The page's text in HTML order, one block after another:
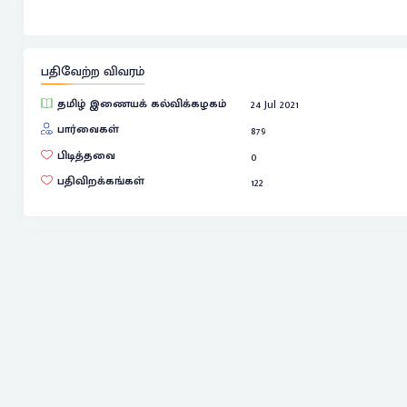
பதிவேற்ற விவரம்
தமிழ் இணையக் கல்விக்கழகம்
24 Jul 2021
பார்வைகள்
879
பிடித்தவை
0
பதிவிறக்கங்கள்
122